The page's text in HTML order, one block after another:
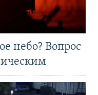
небо? Вопрос